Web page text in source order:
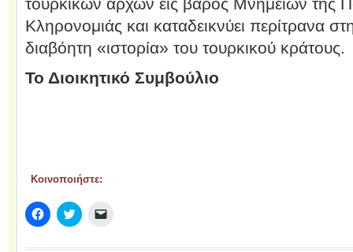
Κληρονομιάς και καταδεικνύει περίτρανα
διαβόητη «ιστορία» του τουρκικού κράτους.
Το Διοικητικό Συμβούλιο
Κοινοποιήστε:
Πατήστε
για
Κλικ
για